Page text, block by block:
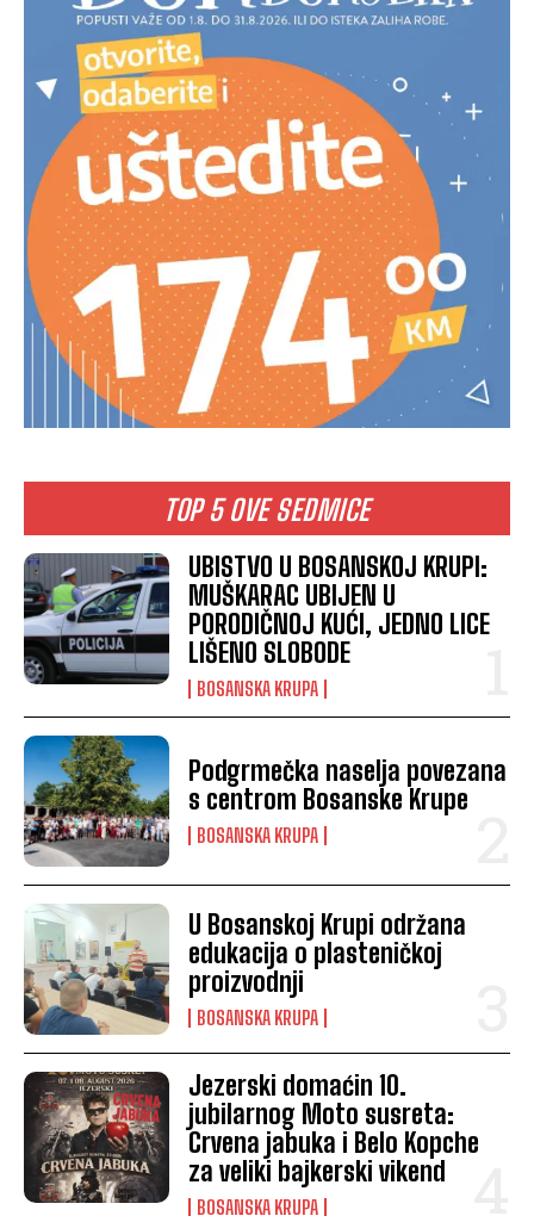
TOP 5 OVE SEDMICE
UBISTVO U BOSANSKOJ KRUPI:
MUŠKARAC UBIJEN U
PORODIČNOJ KUĆI, JEDNO LICE
LIŠENO SLOBODE
BOSANSKA KRUPA
Podgrmečka naselja povezana
s centrom Bosanske Krupe
BOSANSKA KRUPA
U Bosanskoj Krupi održana
edukacija o plasteničkoj
proizvodnji
BOSANSKA KRUPA
Jezerski domaćin 10.
jubilarnog Moto susreta:
Crvena jabuka i Belo Kopche
za veliki bajkerski vikend
BOSANSKA KRUPA